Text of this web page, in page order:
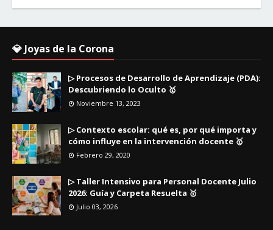
💎 Joyas de la Corona
▷ Procesos de Desarrollo de Aprendizaje (PDA):
Descubriendo lo Oculto 🥇
Noviembre 13, 2023
▷ Contexto escolar: qué es, por qué importa y
cómo influye en la intervención docente 🥇
Febrero 29, 2020
▷ Taller Intensivo para Personal Docente Julio
2026: Guía y Carpeta Resuelta 🥇
Julio 03, 2026